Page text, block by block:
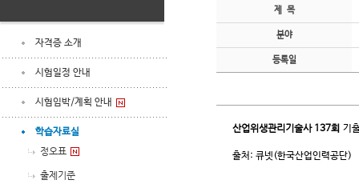
자격증 소개
시험일정 안내
시험임박/계획 안내
학습자료실
정오표
출제기준
제 목
분야
등록일
산업위생관리기술사 137회 기
출처: 큐넷(한국산업인력공단)